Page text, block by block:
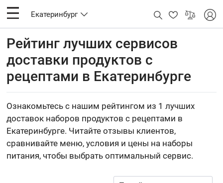
Екатеринбург
Рейтинг лучших сервисов
доставки продуктов с
рецептами в Екатеринбурге
Ознакомьтесь с нашим рейтингом из 1 лучших
доставок наборов продуктов с рецептами в
Екатеринбурге. Читайте отзывы клиентов,
сравнивайте меню, условия и цены на наборы
питания, чтобы выбрать оптимальный сервис.